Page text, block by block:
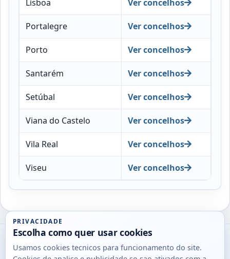
Lisboa Ver concelhos
Portalegre Ver concelhos
Porto Ver concelhos
Santarém Ver concelhos
Setúbal Ver concelhos
Viana do Castelo Ver concelhos
Vila Real Ver concelhos
Viseu Ver concelhos
Utils
DB
PRIVACIDADE
Escolha como quer usar cookies
Usamos cookies tecnicos para funcionamento do site.